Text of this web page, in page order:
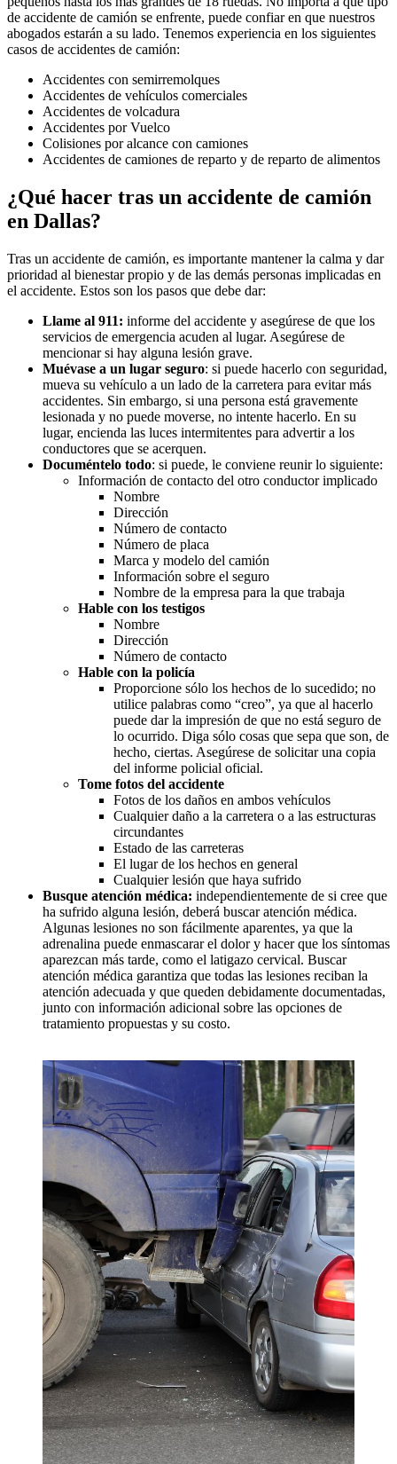
de accidente de camión se enfrente, puede confiar en que nuestros
abogados estarán a su lado. Tenemos experiencia en los siguientes
casos de accidentes de camión:
Accidentes con semirremolques
Accidentes de vehículos comerciales
Accidentes de volcadura
Accidentes por Vuelco
Colisiones por alcance con camiones
Accidentes de camiones de reparto y de reparto de alimentos
¿Qué hacer tras un accidente de camión
en Dallas?
Tras un accidente de camión, es importante mantener la calma y dar
prioridad al bienestar propio y de las demás personas implicadas en
el accidente. Estos son los pasos que debe dar:
Llame al 911: informe del accidente y asegúrese de que los
servicios de emergencia acuden al lugar. Asegúrese de
mencionar si hay alguna lesión grave.
Muévase a un lugar seguro: si puede hacerlo con seguridad,
mueva su vehículo a un lado de la carretera para evitar más
accidentes. Sin embargo, si una persona está gravemente
lesionada y no puede moverse, no intente hacerlo. En su
lugar, encienda las luces intermitentes para advertir a los
conductores que se acerquen.
Documéntelo todo: si puede, le conviene reunir lo siguiente:
Información de contacto del otro conductor implicado
Nombre
Dirección
Número de contacto
Número de placa
Marca y modelo del camión
Información sobre el seguro
Nombre de la empresa para la que trabaja
Hable con los testigos
Nombre
Dirección
Número de contacto
Hable con la policía
Proporcione sólo los hechos de lo sucedido; no
utilice palabras como “creo”, ya que al hacerlo
puede dar la impresión de que no está seguro de
lo ocurrido. Diga sólo cosas que sepa que son, de
hecho, ciertas. Asegúrese de solicitar una copia
del informe policial oficial.
Tome fotos del accidente
Fotos de los daños en ambos vehículos
Cualquier daño a la carretera o a las estructuras
circundantes
Estado de las carreteras
El lugar de los hechos en general
Cualquier lesión que haya sufrido
Busque atención médica: independientemente de si cree que
ha sufrido alguna lesión, deberá buscar atención médica.
Algunas lesiones no son fácilmente aparentes, ya que la
adrenalina puede enmascarar el dolor y hacer que los síntomas
aparezcan más tarde, como el latigazo cervical. Buscar
atención médica garantiza que todas las lesiones reciban la
atención adecuada y que queden debidamente documentadas,
junto con información adicional sobre las opciones de
tratamiento propuestas y su costo.